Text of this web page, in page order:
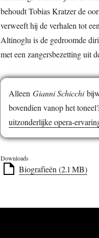
behoudt Tobias Kratzer de
verweeft hij de verhalen tot
Altinoglu is de gedroomde
met een zangersbezetting uit
Alleen Gianni Schicchi
bovendien vanop het
uitzonderlijke opera-
Downloads
Biografieën (2.1 MB)